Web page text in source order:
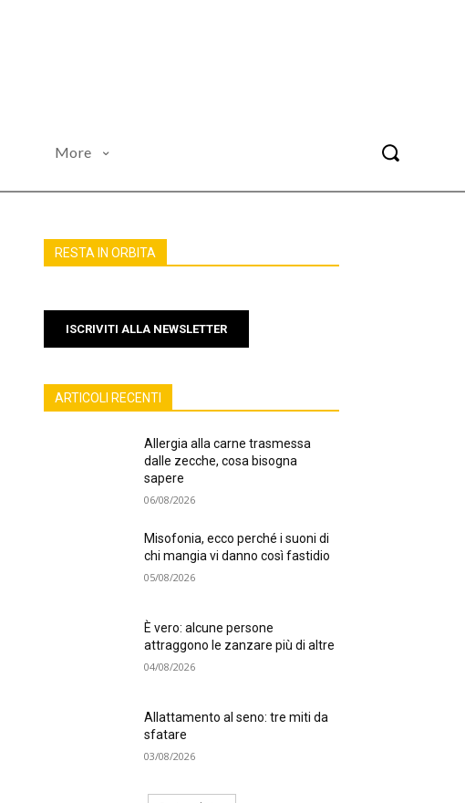
More
RESTA IN ORBITA
ISCRIVITI ALLA NEWSLETTER
ARTICOLI RECENTI
Allergia alla carne trasmessa
dalle zecche, cosa bisogna
sapere
06/08/2026
Misofonia, ecco perché i suoni di
chi mangia vi danno così fastidio
05/08/2026
È vero: alcune persone
attraggono le zanzare più di altre
04/08/2026
Allattamento al seno: tre miti da
sfatare
03/08/2026